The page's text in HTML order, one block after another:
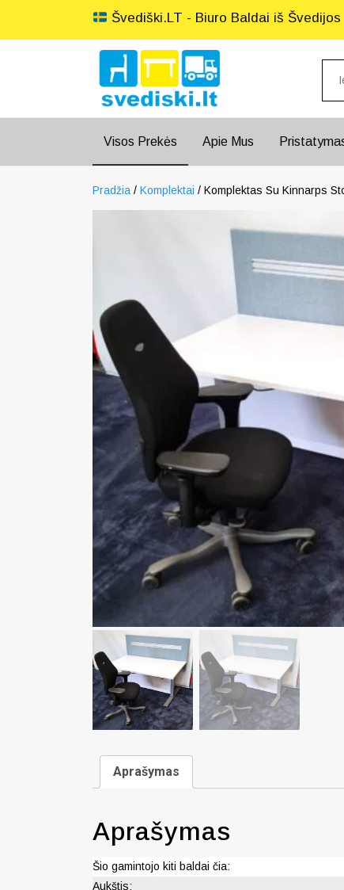
Švediški.LT - Biuro Baldai iš Švedijos
Visos Prekės Apie Mus
Pradžia / Komplektai / Komplektas Su Kinnarps
Aprašymas
Aprašymas
Šio gamintojo kiti baldai čia:
Aukštis: